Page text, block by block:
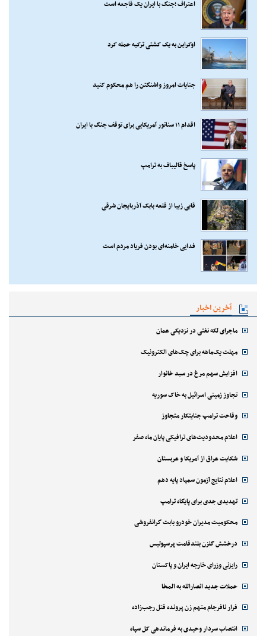
اعتراف ؛جنگ با ایران یک فاجعه است
اوکراین به یک کشتی ترکیه حمله کرد
جنایات امروز واشنگتن را هم محکوم کنید
اقدام ۱۱ سناتور آمریکایی برای توقف جنگ با ایران
پاسخ قالیباف به ترامپ
قابی زیبا از قلعه بابک آذربایجان شرقی
فدایی خامنه‌ای بودن فریاد مردم است
آخرین اخبار
ماجرای لکه نفتی در نزدیکی عمان
مهلت یک‌ماهه برای چک‌های الکترونیک
افزایش سهم مرغ در سبد خانوار
تجاوز زمینی اسرائیل به خاک سوریه
وقاحت ترامپ جنایتکار متجاوز
اعلام محدودیت‌های ترافیکی پایان ماه صفر
شکایت عراق از آمریکا و عربستان
اعلام نتایج آزمون سمپاد پایه دهم
تهدیدی جدی برای پایگاه ترامپ
محکومیت مدیران خودرو بابت گرانفروشی
درخشش گلزن بلندقامت پرسپولیس
رایزنی وزرای خارجه ایران و پاکستان
حملات جدید انصارالله به المخا
فرار نافرجام متهم زن پرونده قتل رجب‌زاده
انتصاب سردار وحیدی به فرماندهی کل سپاه